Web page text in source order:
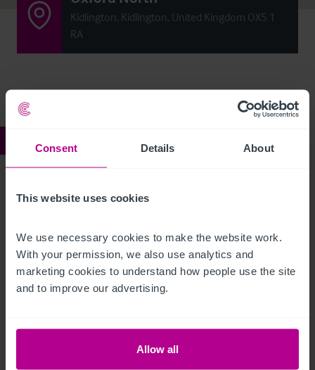
Consent Details About
This website uses cookies
We use necessary cookies to make the website work.
With your permission, we also use analytics and
marketing cookies to understand how people use the site
and to improve our advertising.
Allow all
Kidlington, Kidlington, United Kingdom OX5 1
RA
Ref:4256498
Click Here For Access to the Data Room
Restaurant
Details herunterladen